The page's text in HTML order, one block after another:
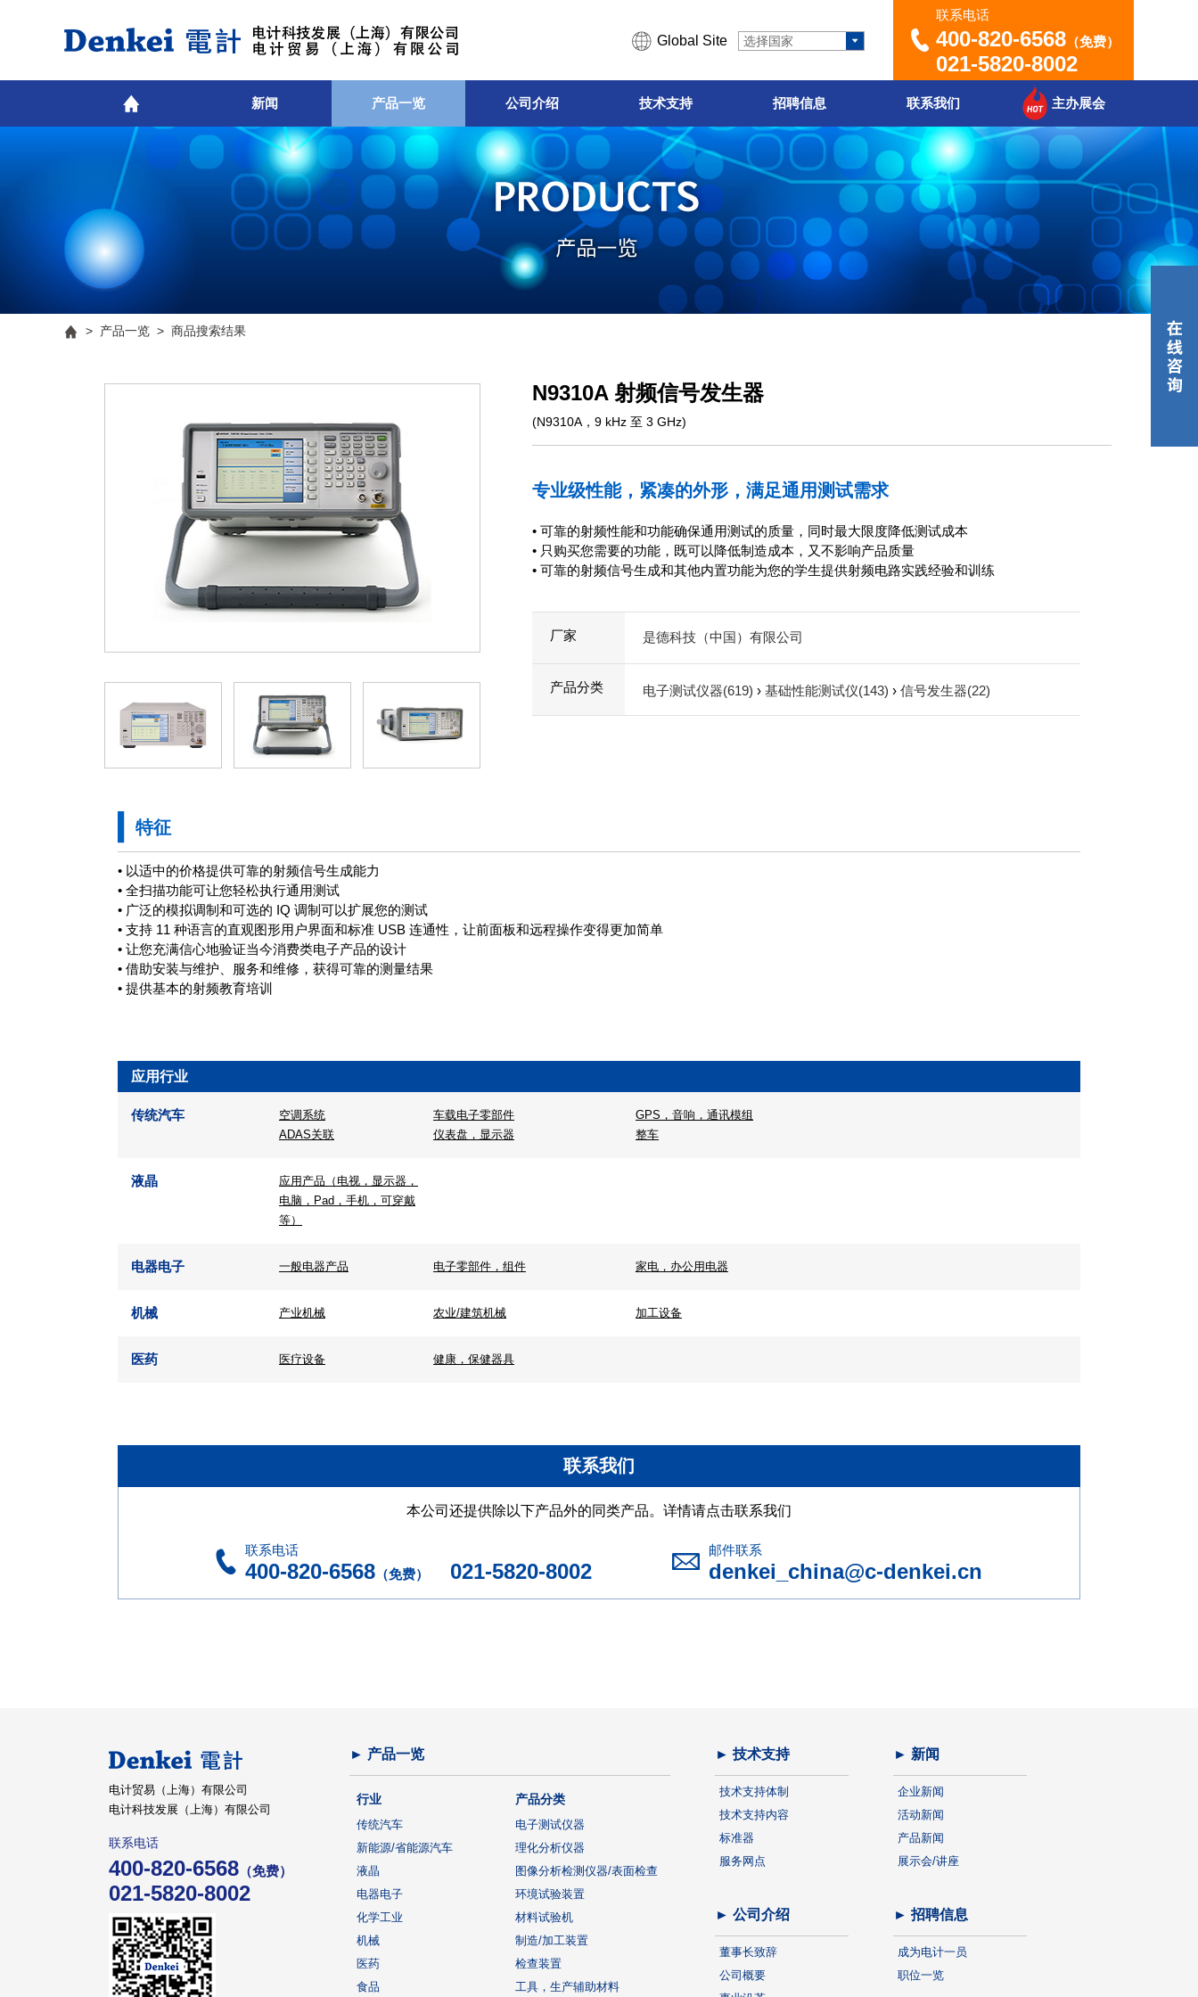
Global Site 选择国家
联系电话
400-820-6568 （免费）
021-5820-8002
新闻 产品一览 公司介绍 技术支持 招聘信息 联系我们 主办展会
> 产品一览 > 商品搜索结果
N9310A 射频信号发生器
(N9310A，9 kHz 至 3 GHz)
专业级性能，紧凑的外形，满足通用测试需求
• 可靠的射频性能和功能确保通用测试的质量，同时最大限度降低测试成本
• 只购买您需要的功能，既可以降低制造成本，又不影响产品质量
• 可靠的射频信号生成和其他内置功能为您的学生提供射频电路实践经验和训练
厂家 是德科技（中国）有限公司
产品分类 电子测试仪器(619) › 基础性能测试仪(143) › 信号发生器(22)
特征
• 以适中的价格提供可靠的射频信号生成能力
• 全扫描功能可让您轻松执行通用测试
• 广泛的模拟调制和可选的 IQ 调制可以扩展您的测试
• 支持 11 种语言的直观图形用户界面和标准 USB 连通性，让前面板和远程操作变得更加简单
• 让您充满信心地验证当今消费类电子产品的设计
• 借助安装与维护、服务和维修，获得可靠的测量结果
• 提供基本的射频教育培训
应用行业
传统汽车
空调系统
ADAS关联
车载电子零部件
仪表盘，显示器
GPS，音响，通讯模组
整车
液晶
应用产品（电视，显示器，
电脑，Pad，手机，可穿戴
等）
电器电子 一般电器产品 电子零部件，组件 家电，办公用电器
机械 产业机械 农业/建筑机械 加工设备
医药 医疗设备 健康，保健器具
联系我们
本公司还提供除以下产品外的同类产品。详情请点击联系我们
联系电话
400-820-6568 （免费） 021-5820-8002
邮件联系
denkei_china@c-denkei.cn
电计贸易（上海）有限公司
电计科技发展（上海）有限公司
联系电话
400-820-6568 （免费）
021-5820-8002
► 产品一览
行业
传统汽车
新能源/省能源汽车
液晶
电器电子
化学工业
机械
医药
食品
产品分类
电子测试仪器
理化分析仪器
图像分析检测仪器/表面检查
环境试验装置
材料试验机
制造/加工装置
检查装置
工具，生产辅助材料
► 技术支持
技术支持体制
技术支持内容
标准器
服务网点
► 公司介绍
董事长致辞
公司概要
► 新闻
企业新闻
活动新闻
产品新闻
展示会/讲座
► 招聘信息
成为电计一员
职位一览